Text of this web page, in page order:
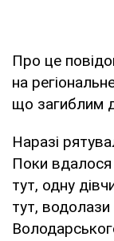
Про це
на
що загиблим
Наразі
Поки вдалося
тут, одну
тут,